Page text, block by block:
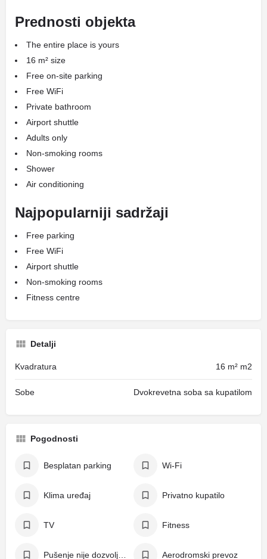
Prednosti objekta
The entire place is yours
16 m² size
Free on-site parking
Free WiFi
Private bathroom
Airport shuttle
Adults only
Non-smoking rooms
Shower
Air conditioning
Najpopularniji sadržaji
Free parking
Free WiFi
Airport shuttle
Non-smoking rooms
Fitness centre
Detalji
Kvadratura 16 m² m2
Sobe Dvokrevetna soba sa kupatilom
Pogodnosti
Besplatan parking Wi-Fi
Klima uređaj Privatno kupatilo
TV Fitness
Aerodromski prevoz